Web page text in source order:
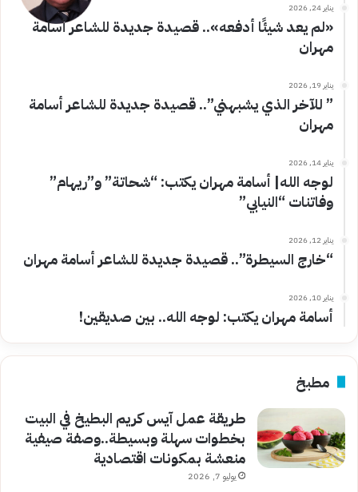
يناير 24, 2026
«لم يعد شيئًا أدفعه».. قصيدة جديدة للشاعر أسامة
مهران
يناير 19, 2026
” للآخر الذي يشبهني”.. قصيدة جديدة للشاعر أسامة
مهران
يناير 14, 2026
لوجه الله| أسامة مهران يكتب: “شحاتة” و”ريهام”
وفاتنات “النيابي”
يناير 12, 2026
“خارج السيطرة”.. قصيدة جديدة للشاعر أسامة مهران
يناير 10, 2026
أسامة مهران يكتب: لوجه الله.. بين صديقين!
مطبخ
طريقة عمل آيس كريم البطيخ في البيت
بخطوات سهلة وبسيطة..وصفة صيفية
منعشة بمكونات اقتصادية
يوليو 7, 2026